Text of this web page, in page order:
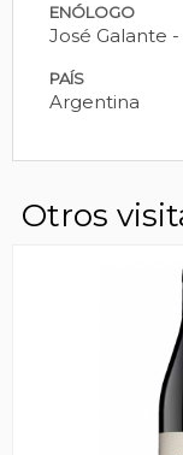
ENÓLOGO
José Galante
PAÍS
Argentina
Otros